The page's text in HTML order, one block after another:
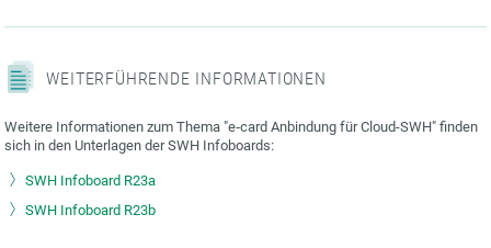
WEITERFÜHRENDE INFORMATIONEN
Weitere Informationen zum Thema "e‑card Anbindung für Cloud-SWH" finden
sich in den Unterlagen der SWH Infoboards:
SWH Infoboard R23a
SWH Infoboard R23b